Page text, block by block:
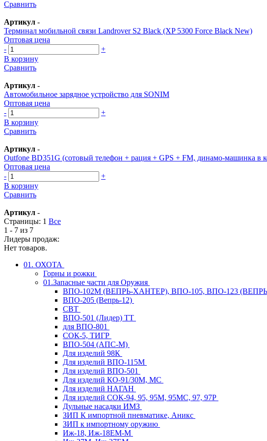
Сравнить
Артикул -
Терминал мобильной связи Landrover S2 Black (XP 5300 Force Blaсk New)
Оптовая цена
-
+
В корзину
Сравнить
Артикул -
Автомобильное зарядное устройство для SONIM
Оптовая цена
-
+
В корзину
Сравнить
Артикул -
Outfone BD351G (сотовый телефон + рация + GPS + FM, динамо-машинка в
Оптовая цена
-
+
В корзину
Сравнить
Артикул -
Страницы: 1 Все
1 - 7 из 7
Лидеры продаж:
Нет товаров.
01. ОХОТА
Горны и рожки
01.Запасные части для Оружия
ВПО-102М (ВЕПРЬ-ХАНТЕР), ВПО-105, ВПО-123
ВПО-205 (Вепрь-12)
СВТ
ВПО-501 (Лидер) ТТ
для ВПО-801
СОК-5, ТИГР
ВПО-504 (АПС-М)
Для изделий 98К
Для изделий ВПО-115М
Для изделий ВПО-501
Для изделий КО-91/30М, МС
Для изделий НАГАН
Для изделий СОК-94, 95, 95М, 95МС, 97, 97Р
Дульные насадки ИМЗ
ЗИП К импортной пневматике, Аникс
ЗИП к импортному оружию
Иж-18, Иж-18ЕМ-М